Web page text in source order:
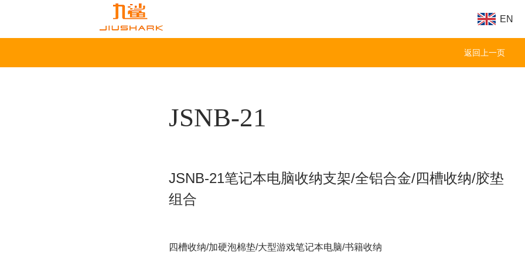
EN
返回上一页
JSNB-21
JSNB-21笔记本电脑收纳支架/全铝合金/四槽收纳/胶垫
组合
四槽收纳/加硬泡棉垫/大型游戏笔记本电脑/书籍收纳